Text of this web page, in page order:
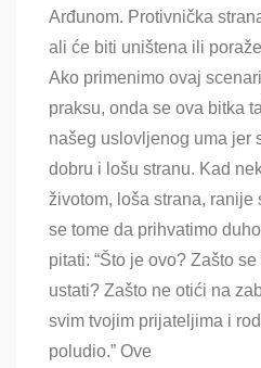
Arđunom. Protivnička
ali će biti uništena ili
Ako primenimo ovaj
praksu, onda se ova bitka
našeg uslovljenog uma jer
dobru i lošu stranu. Kad
životom, loša strana, ranije
se tome da prihvatimo
pitati: “Što je ovo? Zašto
ustati? Zašto ne otići na
svim tvojim prijateljima i
poludio.” Ove